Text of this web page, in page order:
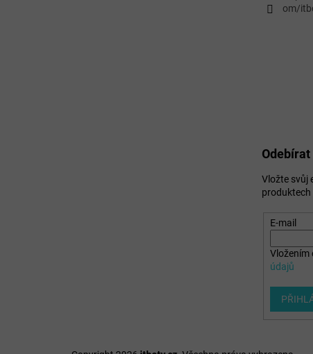
om/
Vložte svůj
produktech
E-mail
Vložením
údajů